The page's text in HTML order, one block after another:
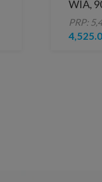
WIA,
PRP: